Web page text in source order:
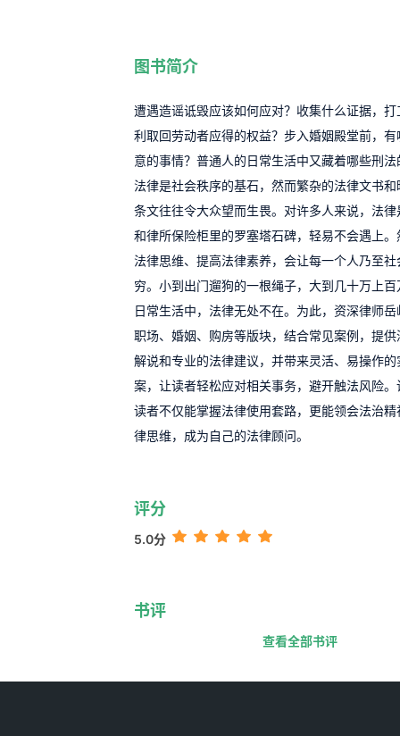
图书简介
遭遇造谣诋毁应该如何应对？收集什么证据，
利取回劳动者应得的权益？步入婚姻殿堂前，
意的事情？普通人的日常生活中又藏着哪些刑
法律是社会秩序的基石，然而繁杂的法律文书
条文往往令大众望而生畏。对许多人来说，法
和律所保险柜里的罗塞塔石碑，轻易不会遇上
法律思维、提高法律素养，会让每一个人乃至
穷。小到出门遛狗的一根绳子，大到几十万上
日常生活中，法律无处不在。为此，资深律师
职场、婚姻、购房等版块，结合常见案例，提
解说和专业的法律建议，并带来灵活、易操作
案，让读者轻松应对相关事务，避开触法风险
读者不仅能掌握法律使用套路，更能领会法治
律思维，成为自己的法律顾问。
评分
5.0分
书评
查看全部书评